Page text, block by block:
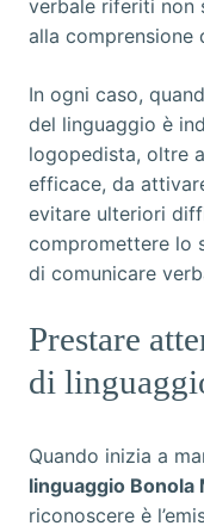
verbale riferiti non
alla comprensione
In ogni caso,
del linguaggio è
logopedista, oltre
efficace, da
evitare ulteriori
compromettere lo
di comunicare
Prestare
di
Quando inizia a
linguaggio Bonola
riconoscere è